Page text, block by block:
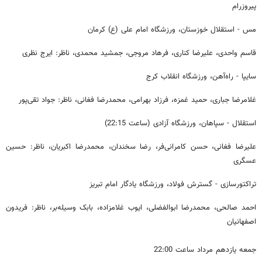
پیروزرام
مس - استقلال خوزستان، ورزشگاه امام علی (ع) کرمان
قاسم واحدی، علیرضا کناری، فرهاد مروجی، جمشید محمدی، ناظر: ایرج نظری
سایپا - راه‌آهن، ورزشگاه انقلاب کرج
غلامرضا جباری، حمید غمزه، فرزاد بهرامی، محمدرضا فغانی، ناظر: جواد تقی‌پور
استقلال - سپاهان، ورزشگاه آزادی (ساعت 22:15)
علیرضا فغانی، حسن کامرانی‌فر، رضا سخندان، محمدرضا اکبریان، ناظر: حسین
عسگری
تراکتورسازی - گسترش فولاد، ورزشگاه یادگار امام تبریز
احمد صالحی، محمدرضا ابوالفضلی، ایوب غلامزاده، بابک وسیله‌بر، ناظر: فریدون
اصفهانیان
جمعه یازدهم مرداد ساعت 22:00